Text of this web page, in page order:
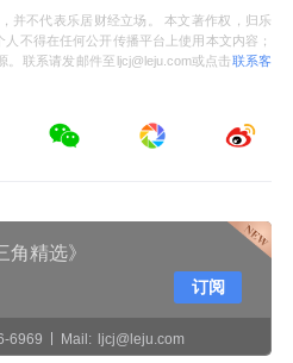
并不代表乐居财经立场。 本文著作权，归乐
不得在任何公开传播平台上使用本文内容；
联系请发邮件至ljcj@leju.com或点击联系客
角精选》
6969 Mail: ljcj@leju.com
订阅